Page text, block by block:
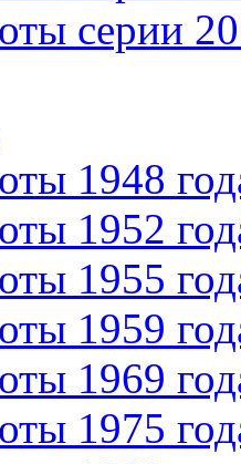
серии
1948
1952
1955
1959
1969
1975